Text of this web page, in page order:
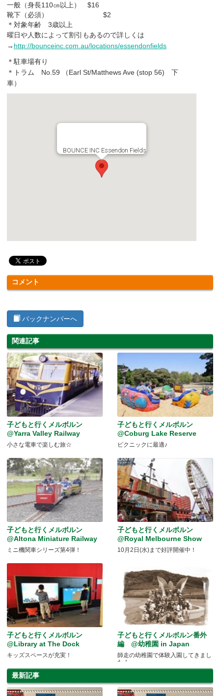
一般（身長110㎝以上） $16
靴下（必須） $2
＊対象年齢 3歳以上
曜日や人数によって割引もあるので詳しくは
→ http://bounceinc.com.au/locations/essendonfields
＊駐車場有り
＊トラム No.59 （Earl St/Matthews Ave (stop 56) 下
車）
BOUNCE INC Essendon Fields
コメント
バックナンバーへ
関連記事
子どもと行くメルボルン
@Yarra Valley Railway
小さな電車で楽しむ旅☆
子どもと行くメルボルン
@Coburg Lake Reserve
ピクニックに最適♪
子どもと行くメルボルン
@Altona Miniature Railway
ミニ機関車シリーズ第4弾！
子どもと行くメルボルン
@Royal Melbourne Show
10月2日(水)まで好評開催中！
子どもと行くメルボルン
@Library at The Dock
キッズスペースが充実！
子どもと行くメルボルン番外
編 @幼稚園 in Japan
師走の幼稚園で体験入園してきまし
た！
最新記事